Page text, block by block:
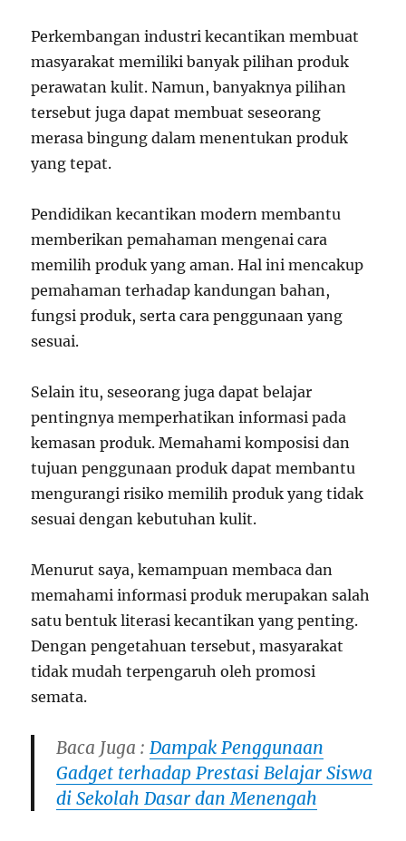
Perkembangan industri kecantikan membuat
masyarakat memiliki banyak pilihan produk
perawatan kulit. Namun, banyaknya pilihan
tersebut juga dapat membuat seseorang
merasa bingung dalam menentukan produk
yang tepat.
Pendidikan kecantikan modern membantu
memberikan pemahaman mengenai cara
memilih produk yang aman. Hal ini mencakup
pemahaman terhadap kandungan bahan,
fungsi produk, serta cara penggunaan yang
sesuai.
Selain itu, seseorang juga dapat belajar
pentingnya memperhatikan informasi pada
kemasan produk. Memahami komposisi dan
tujuan penggunaan produk dapat membantu
mengurangi risiko memilih produk yang tidak
sesuai dengan kebutuhan kulit.
Menurut saya, kemampuan membaca dan
memahami informasi produk merupakan salah
satu bentuk literasi kecantikan yang penting.
Dengan pengetahuan tersebut, masyarakat
tidak mudah terpengaruh oleh promosi
semata.
Baca Juga :Dampak Penggunaan
Gadget terhadap Prestasi Belajar Siswa
di Sekolah Dasar dan Menengah